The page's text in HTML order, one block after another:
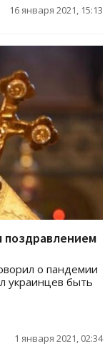
16 января 2021, 15:13
поздравлением
о пандемии
украинцев быть
1 января 2021, 02:34